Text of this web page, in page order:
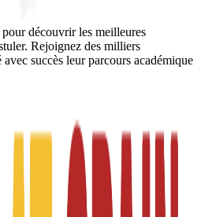
découvrir les meilleures
Rejoignez des milliers
succès leur parcours académique